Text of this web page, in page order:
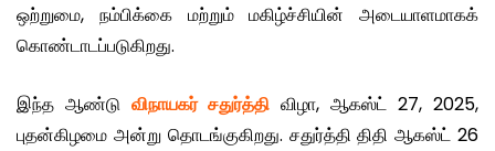
ஒற்றுமை, நம்பிக்கை மற்றும் மகிழ்ச்சியின் அடையாளமாகக்
கொண்டாடப்படுகிறது.
இந்த ஆண்டு விநாயகர் சதுர்த்தி விழா, ஆகஸ்ட் 27, 2025,
புதன்கிழமை அன்று தொடங்குகிறது. சதுர்த்தி திதி ஆகஸ்ட் 26